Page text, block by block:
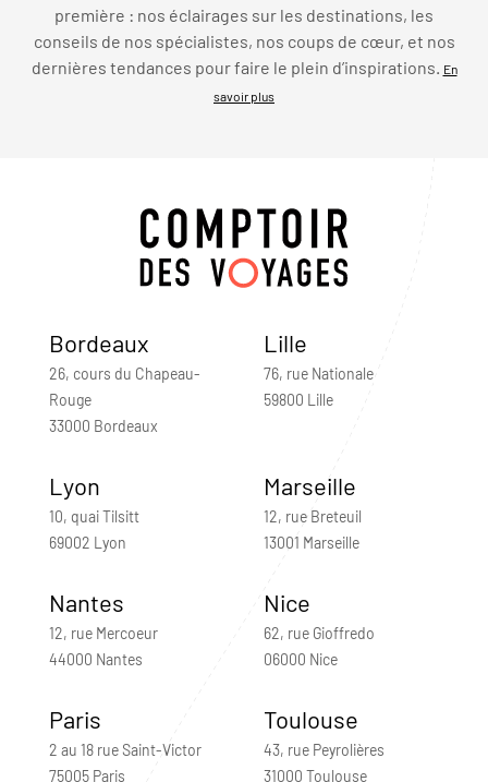
première : nos éclairages sur les destinations, les
conseils de nos spécialistes, nos coups de cœur, et nos
dernières tendances pour faire le plein d’inspirations.
En
savoir plus
Bordeaux
26, cours du Chapeau-
Rouge
33000 Bordeaux
Lille
76, rue Nationale
59800 Lille
Lyon
10, quai Tilsitt
69002 Lyon
Marseille
12, rue Breteuil
13001 Marseille
Nantes
12, rue Mercoeur
44000 Nantes
Nice
62, rue Gioffredo
06000 Nice
Paris
2 au 18 rue Saint-Victor
75005 Paris
Toulouse
43, rue Peyrolières
31000 Toulouse